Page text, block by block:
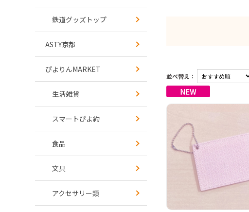
鉄道グッズトップ
ASTY京都
ぴよりんMARKET
生活雑貨
スマートぴよ約
食品
文具
アクセサリー類
並べ替え：